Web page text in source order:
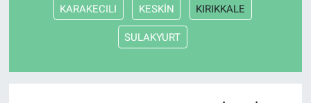
KARAKECILI KESKİN KIRIKKALE
SULAKYURT